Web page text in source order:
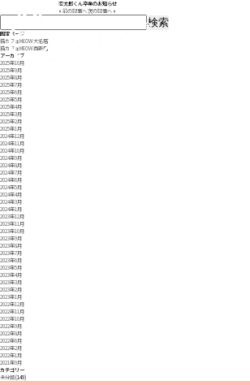
恋太郎くん卒業のお知らせ
« 前の記事へ次の記事へ »
検
固定ページ
猫カフェMEOW 大名店
猫カフェMEOW 西新店
アーカイブ
2025年10月
2025年9月
2025年8月
2025年7月
2025年6月
2025年5月
2025年4月
2025年3月
2025年2月
2025年1月
2024年12月
2024年11月
2024年10月
2024年9月
2024年8月
2024年7月
2024年6月
2024年5月
2024年4月
2024年3月
2024年1月
2023年12月
2023年11月
2023年10月
2023年9月
2023年8月
2023年7月
2023年6月
2023年5月
2023年4月
2023年3月
2023年2月
2023年1月
2022年12月
2022年11月
2022年10月
2022年9月
2022年8月
2022年6月
2022年2月
2022年1月
2021年9月
カテゴリー
未分類(149)